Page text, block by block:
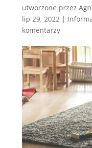
utworzone przez
lip 29, 2022|
komentarzy